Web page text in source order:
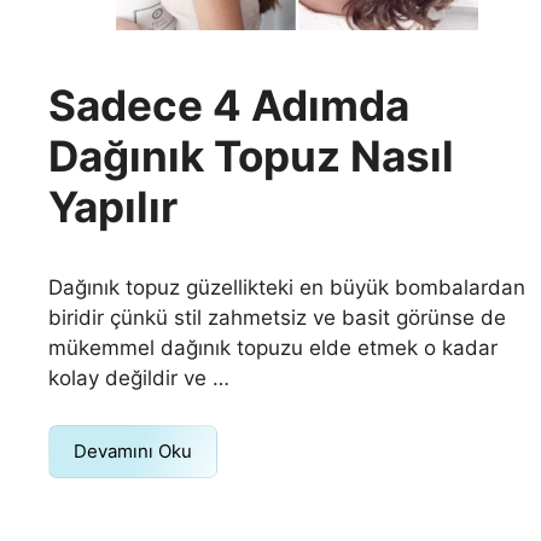
Sadece 4 Adımda
Dağınık Topuz Nasıl
Yapılır
Dağınık topuz güzellikteki en büyük bombalardan
biridir çünkü stil zahmetsiz ve basit görünse de
mükemmel dağınık topuzu elde etmek o kadar
kolay değildir ve …
Devamını Oku